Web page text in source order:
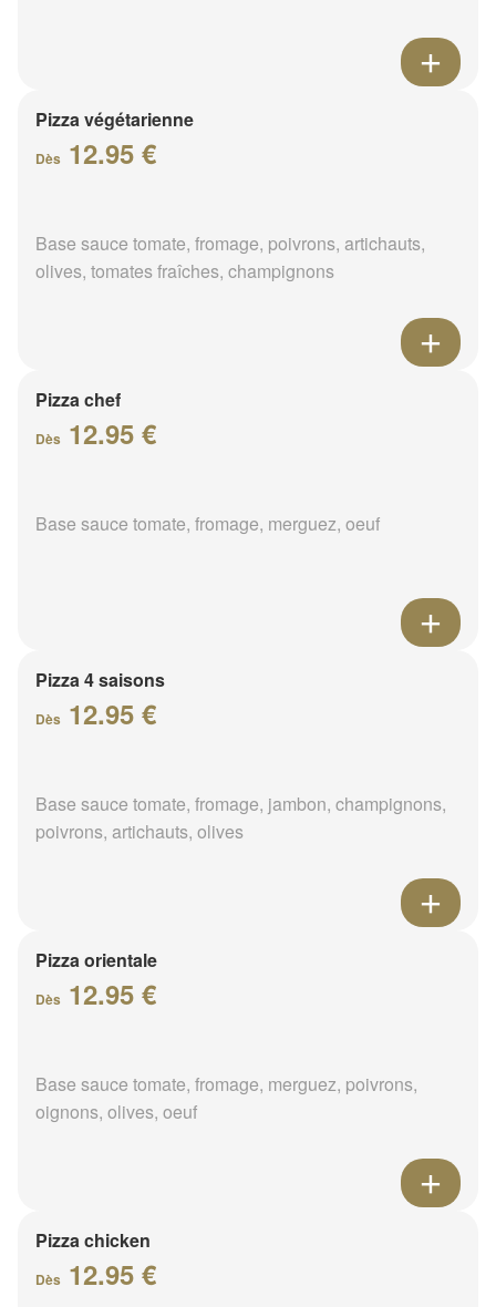
Pizza végétarienne
Dès 12.95 €
Base sauce tomate, fromage, poivrons, artichauts,
olives, tomates fraîches, champignons
Pizza chef
Dès 12.95 €
Base sauce tomate, fromage, merguez, oeuf
Pizza 4 saisons
Dès 12.95 €
Base sauce tomate, fromage, jambon, champignons,
poivrons, artichauts, olives
Pizza orientale
Dès 12.95 €
Base sauce tomate, fromage, merguez, poivrons,
oignons, olives, oeuf
Pizza chicken
Dès 12.95 €